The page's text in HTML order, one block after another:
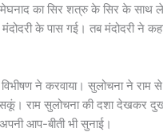
में मेघनाद का सिर शत्रु के सिर के
के पास गई। तब मंदोदरी ने
ने करवाया। सुलोचना ने
राम सुलोचना की दशा देखकर
आप-बीती भी सुनाई।